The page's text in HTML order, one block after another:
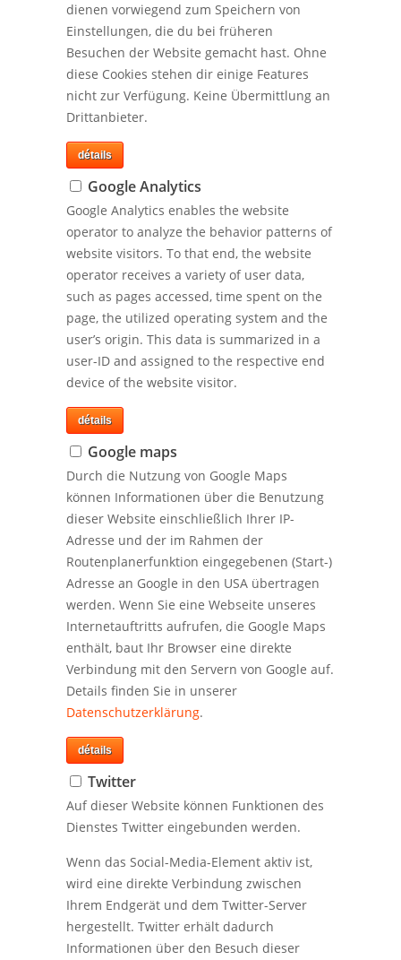
dienen vorwiegend zum Speichern von
Einstellungen, die du bei früheren
Besuchen der Website gemacht hast. Ohne
diese Cookies stehen dir einige Features
nicht zur Verfügung. Keine Übermittlung an
Drittanbieter.
détails
Google Analytics
Google Analytics enables the website
operator to analyze the behavior patterns of
website visitors. To that end, the website
operator receives a variety of user data,
such as pages accessed, time spent on the
page, the utilized operating system and the
user’s origin. This data is summarized in a
user-ID and assigned to the respective end
device of the website visitor.
détails
Google maps
Durch die Nutzung von Google Maps
können Informationen über die Benutzung
dieser Website einschließlich Ihrer IP-
Adresse und der im Rahmen der
Routenplanerfunktion eingegebenen (Start-)
Adresse an Google in den USA übertragen
werden. Wenn Sie eine Webseite unseres
Internetauftritts aufrufen, die Google Maps
enthält, baut Ihr Browser eine direkte
Verbindung mit den Servern von Google auf.
Details finden Sie in unserer
Datenschutzerklärung.
détails
Twitter
Auf dieser Website können Funktionen des
Dienstes Twitter eingebunden werden.
Wenn das Social-Media-Element aktiv ist,
wird eine direkte Verbindung zwischen
Ihrem Endgerät und dem Twitter-Server
hergestellt. Twitter erhält dadurch
Informationen über den Besuch dieser